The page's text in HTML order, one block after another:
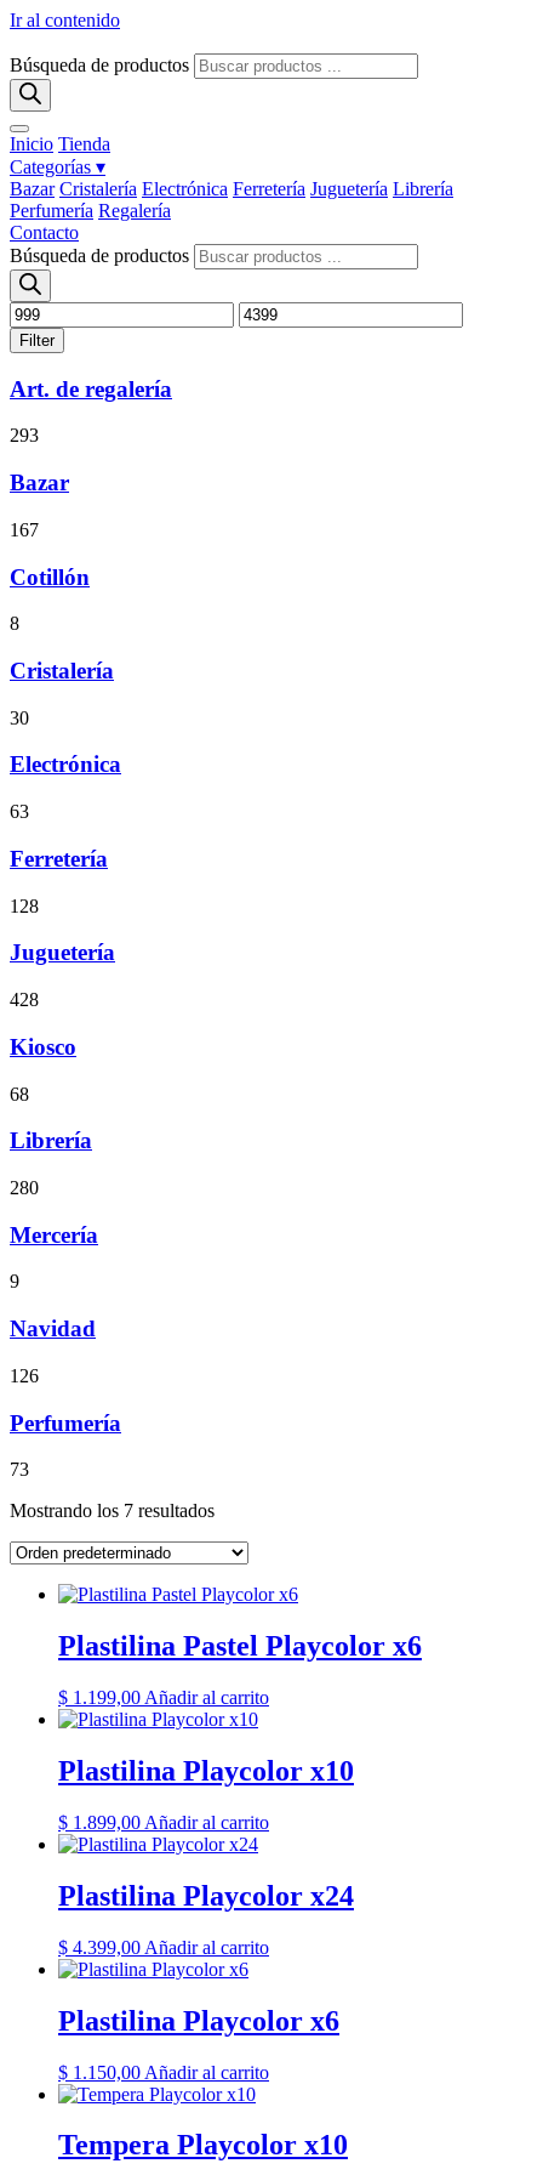
Ir al contenido
Búsqueda de productos
Inicio Tienda
Categorías ▾
Bazar Cristalería Electrónica Ferretería Juguetería Librería
Perfumería Regalería
Contacto
Búsqueda de productos
Filter
Art. de regalería
293
Bazar
167
Cotillón
8
Cristalería
30
Electrónica
63
Ferretería
128
Juguetería
428
Kiosco
68
Librería
280
Mercería
9
Navidad
126
Perfumería
73
Mostrando los 7 resultados
Plastilina Pastel Playcolor x6
$ 1.199,00 Añadir al carrito
Plastilina Playcolor x10
$ 1.899,00 Añadir al carrito
Plastilina Playcolor x24
$ 4.399,00 Añadir al carrito
Plastilina Playcolor x6
$ 1.150,00 Añadir al carrito
Tempera Playcolor x10